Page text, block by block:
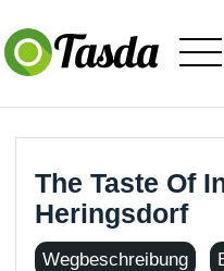
The Taste Of
Heringsdorf
Wegbeschreibung